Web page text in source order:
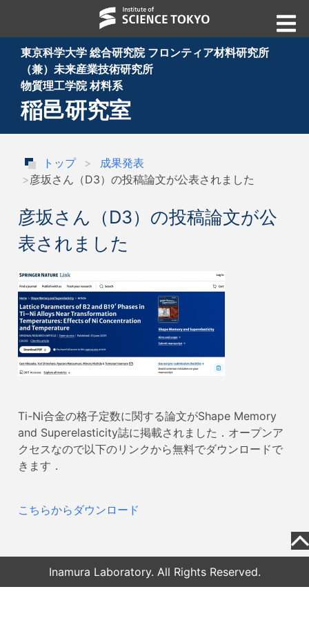
東京科学大学 総合研究院 フロンティア材料研究所
（兼）未来産業技術研究所
物質理工学院 材料系
稲邑研究室
トップ
成果発表
彦坂さん（D3）の投稿論文が公表されました
彦坂さん（D3）の投稿論文が公
表されました
Ti-Ni合金の格子定数に関する論文がShape Memory
and Superelasticity誌に掲載されました．オープンア
クセスなので以下のリンクから無料でダウンロードで
きます．
こちらからダウンロード
Inamura Laboratory. All Rights Reserved.